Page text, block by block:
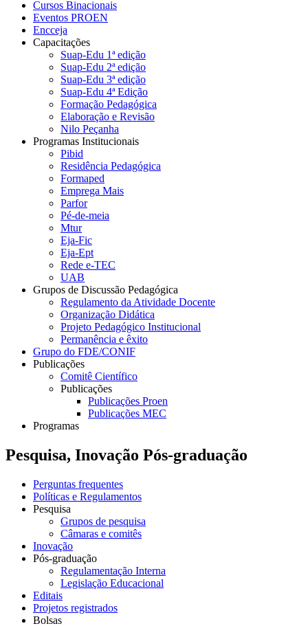
Cursos Binacionais
Eventos PROEN
Encceja
Capacitações
Suap-Edu 1ª edição
Suap-Edu 2ª edição
Suap-Edu 3ª edição
Suap-Edu 4ª Edição
Formação Pedagógica
Elaboração e Revisão
Nilo Peçanha
Programas Institucionais
Pibid
Residência Pedagógica
Formaped
Emprega Mais
Parfor
Pé-de-meia
Mtur
Eja-Fic
Eja-Ept
Rede e-TEC
UAB
Grupos de Discussão Pedagógica
Regulamento da Atividade Docente
Organização Didática
Projeto Pedagógico Institucional
Permanência e êxito
Grupo do FDE/CONIF
Publicações
Comitê Científico
Publicações
Publicações Proen
Publicações MEC
Programas
Pesquisa, Inovação Pós-graduação
Perguntas frequentes
Políticas e Regulamentos
Pesquisa
Grupos de pesquisa
Câmaras e comitês
Inovação
Pós-graduação
Regulamentação Interna
Legislação Educacional
Editais
Projetos registrados
Bolsas